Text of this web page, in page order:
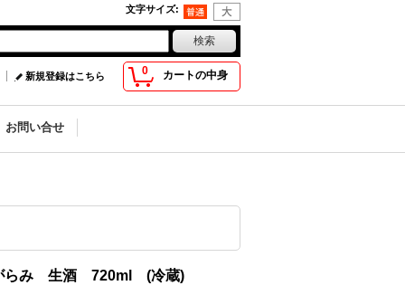
文字サイズ:
0 カートの中身
新規登録はこちら
お問い合せ
らみ 生酒 720ml (冷蔵)